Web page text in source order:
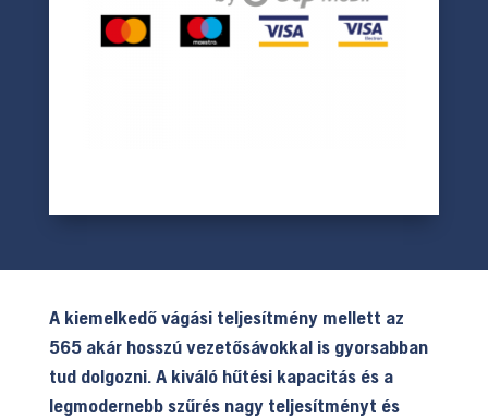
A kiemelkedő vágási teljesítmény mellett az
565 akár hosszú vezetősávokkal is gyorsabban
tud dolgozni. A kiváló hűtési kapacitás és a
legmodernebb szűrés nagy teljesítményt és